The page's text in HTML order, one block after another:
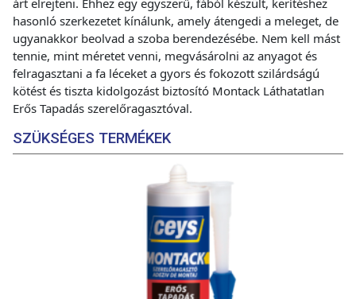
árt elrejteni. Ehhez egy egyszerű, fából készült, kerítéshez
hasonló szerkezetet kínálunk, amely átengedi a meleget, de
ugyanakkor beolvad a szoba berendezésébe. Nem kell mást
tennie, mint méretet venni, megvásárolni az anyagot és
felragasztani a fa léceket a gyors és fokozott szilárdságú
kötést és tiszta kidolgozást biztosító Montack Láthatatlan
Erős Tapadás szerelőragasztóval.
SZÜKSÉGES TERMÉKEK